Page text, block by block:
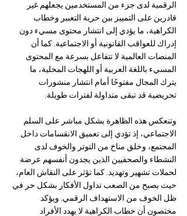
الرقمية لدى جزء من المستخدمين يجعلهم غير
قادرين على التمييز بين حرية التعبير وخطاب
الكراهية، ما يؤدي إلى انتشار محتوى مسيء دون
إدراك للعواقب القانونية أو الاجتماعية. كما أن
المنصات العالمية لا تتفاعل بسرعة مع المحتوى
المسيء باللغة العربية أو اللهجات المحلية، ما
يترك المجال مفتوحًا أمام انتشار منشورات
تحريضية قد تبقى متداولة لفترات طويلة.
وتنعكس هذه الظاهرة بشكل مباشر على السلم
الاجتماعي، إذ تؤدي إلى تعميق الانقسامات داخل
المجتمع، وخلق مناخ من التوتر والخوف لدى
النشطاء والصحفيين الذين يجدون أنفسهم عرضة
لحملات تشهير وتهديد. كما تؤثر على النقاش العام،
حيث يصبح من الصعب تداول الأفكار بشكل حر في
ظل الخوف من الاستهداف الرقمي. ويؤكد
مختصون أن خطاب الكراهية لا يهدد الأفراد